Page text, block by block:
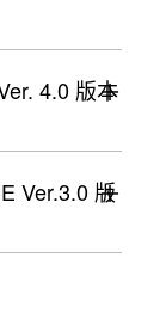
4.0 版本
Ver.3.0 版